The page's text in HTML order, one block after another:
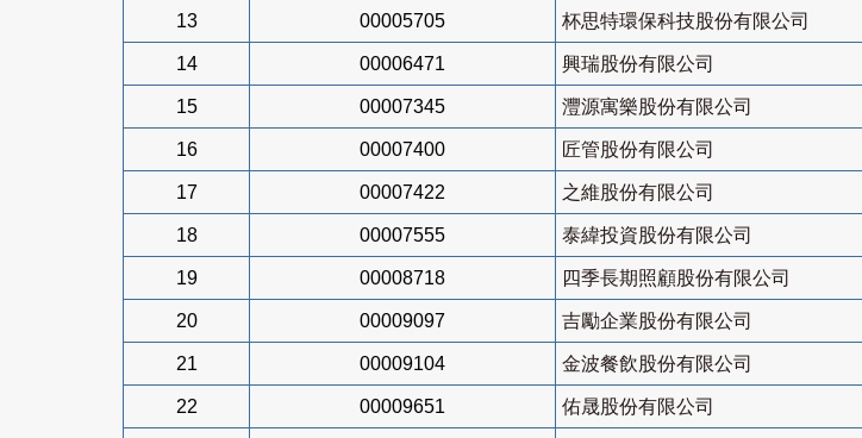
13 00005705 杯思特環保科技股份有限公司
14 00006471 興瑞股份有限公司
15 00007345 灃源寓樂股份有限公司
16 00007400 匠管股份有限公司
17 00007422 之維股份有限公司
18 00007555 泰緯投資股份有限公司
19 00008718 四季長期照顧股份有限公司
20 00009097 吉勵企業股份有限公司
21 00009104 金波餐飲股份有限公司
22 00009651 佑晟股份有限公司